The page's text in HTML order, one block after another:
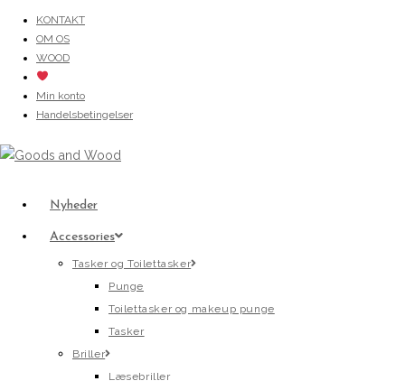
content
KONTAKT
OM OS
WOOD
Min konto
Handelsbetingelser
Nyheder
Accessories
Tasker og Toilettasker
Punge
Toilettasker og makeup punge
Tasker
Briller
Læsebriller